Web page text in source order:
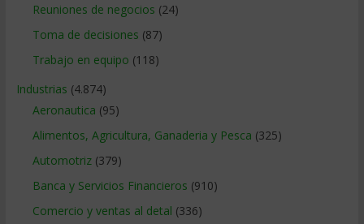
Reuniones de negocios (24)
Toma de decisiones (87)
Trabajo en equipo (118)
Industrias (4.874)
Aeronautica (95)
Alimentos, Agricultura, Ganaderia y Pesca (325)
Automotriz(379)
Banca y Servicios Financieros (910)
Comercio y ventas al detal (336)